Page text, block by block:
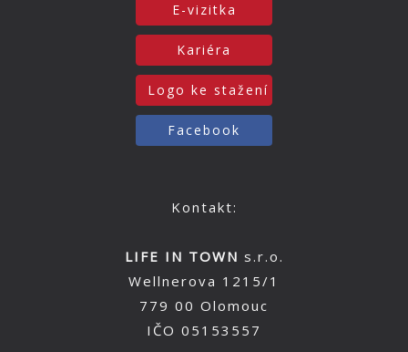
E-vizitka
Kariéra
Logo ke stažení
Facebook
Kontakt:
LIFE IN TOWN s.r.o.
Wellnerova 1215/1
779 00 Olomouc
IČO 05153557